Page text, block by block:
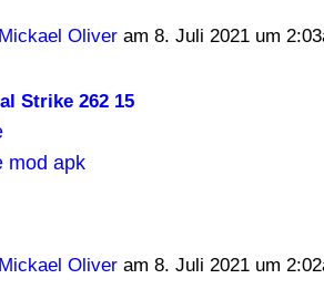
Mickael Oliveram 8. Juli 2021 um
Strike 262 15
mod apk
Mickael Oliveram 8. Juli 2021 um